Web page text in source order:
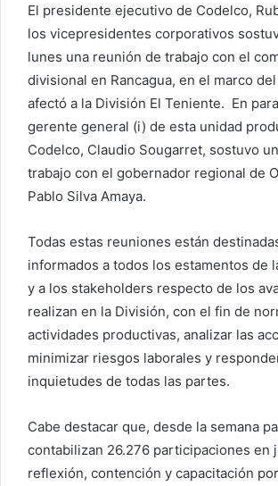
El presidente ejecutivo de Codelco,
los vicepresidentes corporativos
lunes una reunión de trabajo con el
divisional en Rancagua, en el marco
afectó a la División El Teniente. En
gerente general (i) de esta unidad
Codelco, Claudio Sougarret, sostuvo
trabajo con el gobernador regional de
Pablo Silva Amaya.
Todas estas reuniones están
informados a todos los estamentos de
y a los stakeholders respecto de los
realizan en la División, con el fin de
actividades productivas, analizar las
minimizar riesgos laborales y
inquietudes de todas las partes.
Cabe destacar que, desde la semana
contabilizan 26.276 participaciones en
reflexión, contención y capacitación